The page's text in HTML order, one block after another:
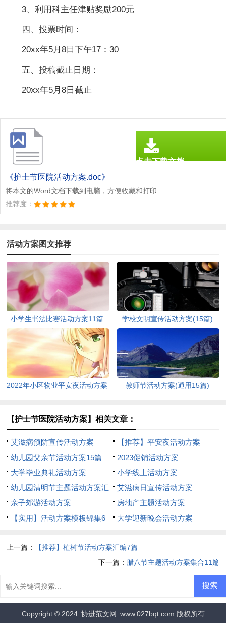
3、利用科主任津贴奖励200元
四、投票时间：
20xx年5月8日下午17：30
五、投稿截止日期：
20xx年5月8日截止
《护士节医院活动方案.doc》
将本文的Word文档下载到电脑，方便收藏和打印
推荐度：
点击下载文档
活动方案图文推荐
小学生书法比赛活动方案11篇 学校文明宣传活动方案(15篇)
2022年小区物业平安夜活动方案
教师节活动方案(通用15篇)
【护士节医院活动方案】相关文章：
艾滋病预防宣传活动方案
【推荐】平安夜活动方案
幼儿园父亲节活动方案15篇
2023促销活动方案
大学毕业典礼活动方案
小学线上活动方案
幼儿园清明节主题活动方案汇
编12篇
艾滋病日宣传活动方案
亲子郊游活动方案
房地产主题活动方案
【实用】活动方案模板锦集6
大学迎新晚会活动方案
上一篇：
【推荐】植树节活动方案汇编7篇
下一篇： 腊八节主题活动方案集合11篇
Copyright © 2024 协进范文网 www.027bqt.com 版权所有